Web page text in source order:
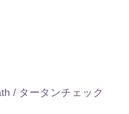
/ タータンチェック